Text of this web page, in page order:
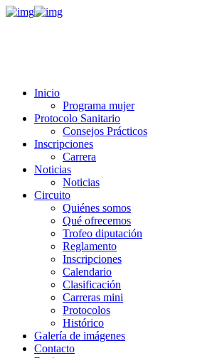
Inicio
Programa mujer
Protocolo Sanitario
Consejos Prácticos
Inscripciones
Carrera
Noticias
Noticias
Circuito
Quiénes somos
Qué ofrecemos
Trofeo diputación
Reglamento
Inscripciones
Calendario
Clasificación
Carreras mini
Protocolos
Histórico
Galería de imágenes
Contacto